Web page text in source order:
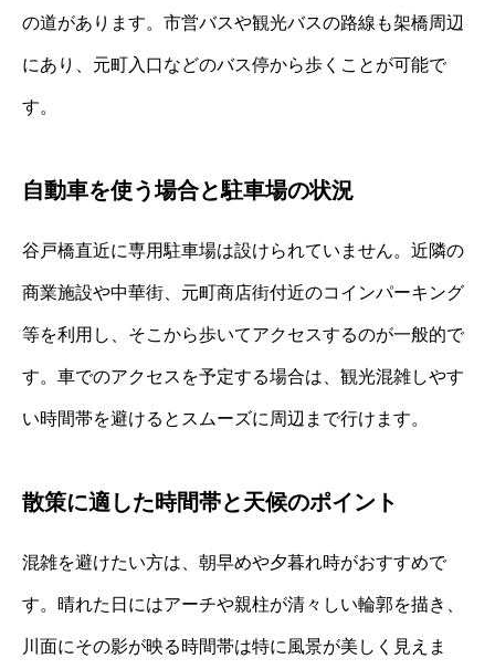
の道があります。市営バスや観光バスの路線も架橋周辺
にあり、元町入口などのバス停から歩くことが可能で
す。
自動車を使う場合と駐車場の状況
谷戸橋直近に専用駐車場は設けられていません。近隣の
商業施設や中華街、元町商店街付近のコインパーキング
等を利用し、そこから歩いてアクセスするのが一般的で
す。車でのアクセスを予定する場合は、観光混雑しやす
い時間帯を避けるとスムーズに周辺まで行けます。
散策に適した時間帯と天候のポイント
混雑を避けたい方は、朝早めや夕暮れ時がおすすめで
す。晴れた日にはアーチや親柱が清々しい輪郭を描き、
川面にその影が映る時間帯は特に風景が美しく見えま